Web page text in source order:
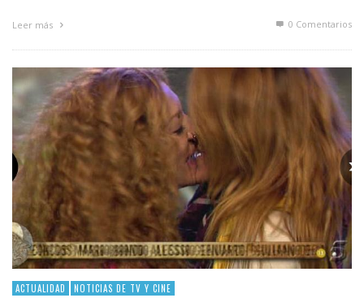
Leer más 0 Comentarios
ACTUALIDAD NOTICIAS DE TV Y CINE